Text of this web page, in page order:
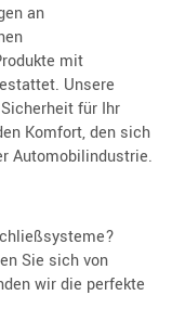
an
mit
Unsere
für Ihr
Komfort, den sich
Automobilindustrie.
Sie sich von
wir die perfekte